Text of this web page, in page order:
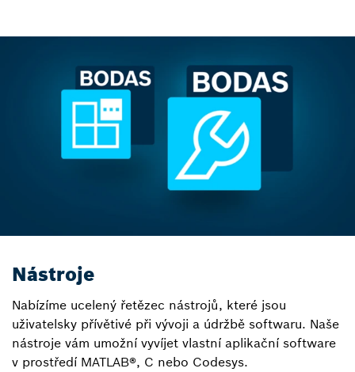
Nástroje
Nabízíme ucelený řetězec nástrojů, které jsou
uživatelsky přívětivé při vývoji a údržbě softwaru. Naše
nástroje vám umožní vyvíjet vlastní aplikační software
v prostředí MATLAB®, C nebo Codesys.